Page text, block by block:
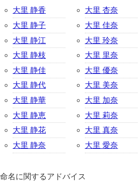
大里 静香
大里 静子
大里 静江
大里 静枝
大里 静佳
大里 静代
大里 静華
大里 静恵
大里 静花
大里 静奈
大里 杏奈
大里 佳奈
大里 玲奈
大里 里奈
大里 優奈
大里 美奈
大里 加奈
大里 莉奈
大里 真奈
大里 愛奈
命名に関するアドバイス